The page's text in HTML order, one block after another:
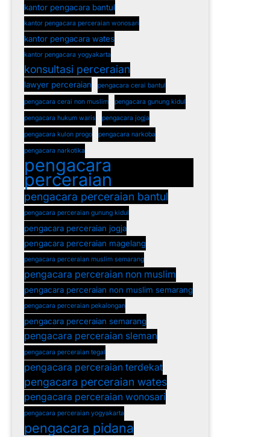
kantor pengacara bantul
kantor pengacara perceraian wonosari
kantor pengacara wates
kantor pengacara yogyakarta
konsultasi perceraian
lawyer perceraian pengacara cerai bantul
pengacara cerai non muslim pengacara gunung kidul
pengacara hukum waris pengacara jogja
pengacara kulon progo pengacara narkoba
pengacara narkotika
pengacara
perceraian
pengacara perceraian bantul
pengacara perceraian gunung kidul
pengacara perceraian jogja
pengacara perceraian magelang
pengacara perceraian muslim semarang
pengacara perceraian non muslim
pengacara perceraian non muslim semarang
pengacara perceraian pekalongan
pengacara perceraian semarang
pengacara perceraian sleman
pengacara perceraian tegal
pengacara perceraian terdekat
pengacara perceraian wates
pengacara perceraian wonosari
pengacara perceraian yogyakarta
pengacara pidana